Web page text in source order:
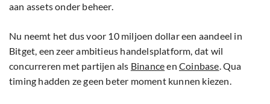
aan assets onder beheer.
Nu neemt het dus voor 10 miljoen dollar een aandeel in
Bitget, een zeer ambitieus handelsplatform, dat wil
concurreren met partijen als BinanceenCoinbase. Qua
timing hadden ze geen beter moment kunnen kiezen.